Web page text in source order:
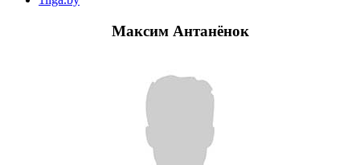
Максим Антанёнок